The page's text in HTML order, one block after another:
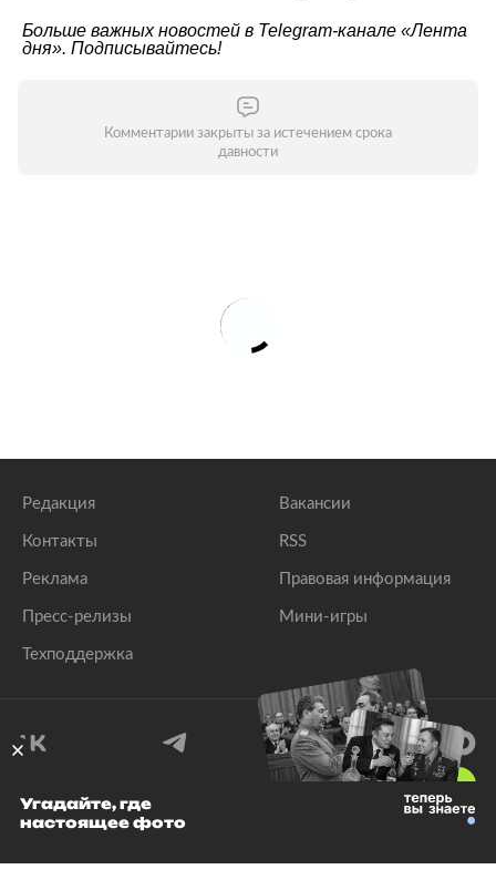
Больше важных новостей в Telegram-канале «Лента
дня». Подписывайтесь!
Комментарии закрыты за истечением срока
давности
Редакция
Контакты
Реклама
Пресс-релизы
Техподдержка
Вакансии
RSS
Правовая информация
Мини-игры
© 1999–2026 Все права защищены.
Угадайте, где
настоящее фото